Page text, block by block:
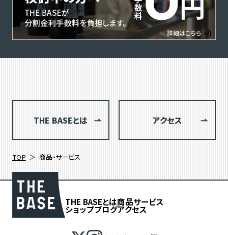
THE BASEとは アクセス
TOP 商品・サービス
THE BASEとは商品サービス
ショップブログアクセス